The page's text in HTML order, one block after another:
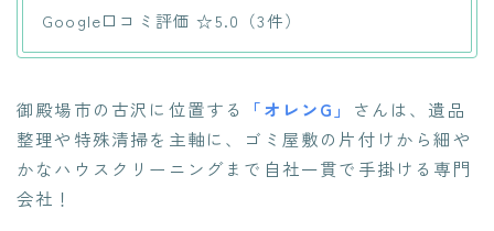
Google口コミ評価 ☆5.0（3件）
御殿場市の古沢に位置する 「オレンG」
さんは、遺品
整理や特殊清掃を主軸に、ゴミ屋敷の片付けから細や
かなハウスクリーニングまで自社一貫で手掛ける専門
会社！